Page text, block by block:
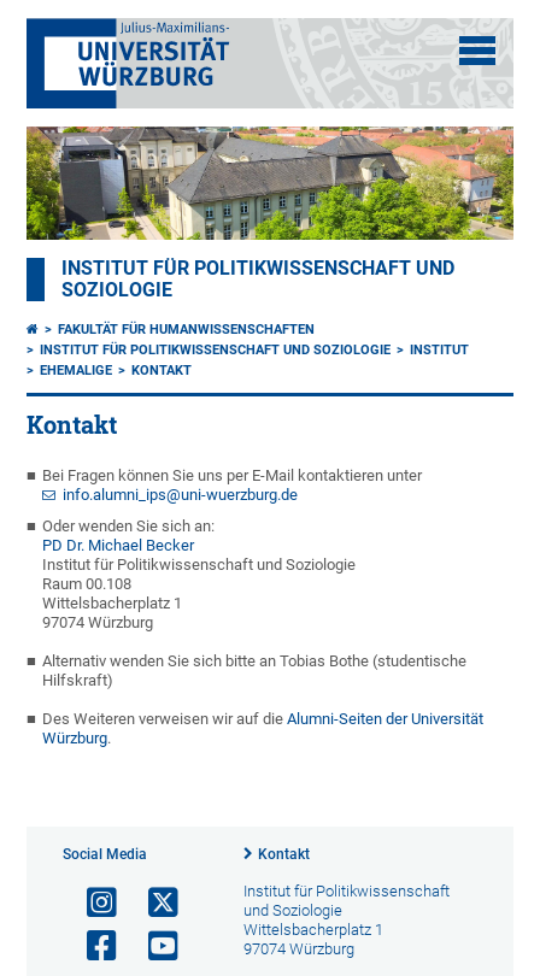
INSTITUT FÜR POLITIKWISSENSCHAFT UND
SOZIOLOGIE
FAKULTÄT FÜR HUMANWISSENSCHAFTEN
INSTITUT FÜR POLITIKWISSENSCHAFT UND SOZIOLOGIE
INSTITUT
EHEMALIGE
KONTAKT
Kontakt
Bei Fragen können Sie uns per E-Mail kontaktieren unter
info.alumni_ips@uni-wuerzburg.de
Oder wenden Sie sich an:
PD Dr. Michael Becker
Institut für Politikwissenschaft und Soziologie
Raum 00.108
Wittelsbacherplatz 1
97074 Würzburg
Alternativ wenden Sie sich bitte an Tobias Bothe (studentische
Hilfskraft)
Des Weiteren verweisen wir auf dieAlumni-Seiten der Universität
Würzburg.
Social Media Kontakt
Institut für Politikwissenschaft
und Soziologie
Wittelsbacherplatz 1
97074 Würzburg